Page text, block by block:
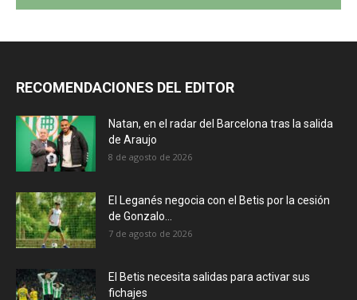
RECOMENDACIONES DEL EDITOR
Natan, en el radar del Barcelona tras la salida
de Araujo
8 de agosto de 2026
El Leganés negocia con el Betis por la cesión
de Gonzalo...
7 de agosto de 2026
El Betis necesita salidas para activar sus
fichajes